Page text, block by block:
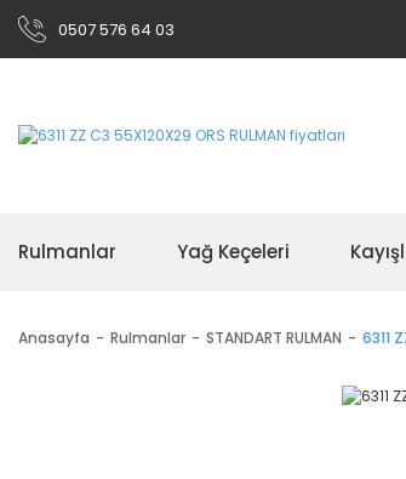
0507 576 64 03
Rulmanlar Yağ Keçeleri
Anasayfa Rulmanlar STANDART RULMAN 6311